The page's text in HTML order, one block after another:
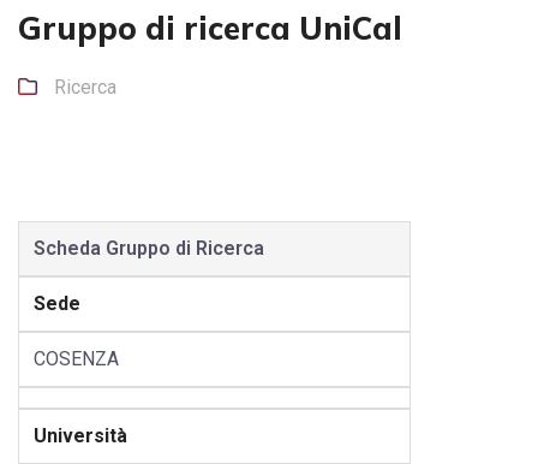
Gruppo di ricerca UniCal
Ricerca
Scheda Gruppo di Ricerca
Sede
COSENZA
Università